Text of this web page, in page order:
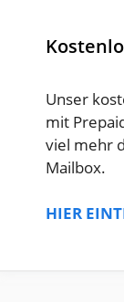
Unser
mit
viel mehr
Mailbox.
HIER